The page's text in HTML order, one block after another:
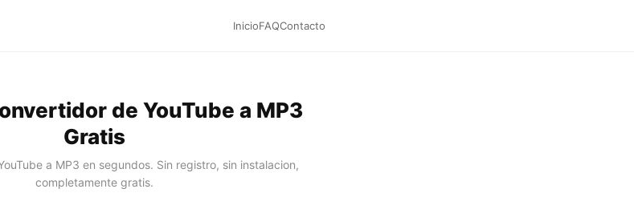
InicioFAQContacto
de YouTube a MP3
Gratis
a MP3 en segundos. Sin registro, sin instalacion,
completamente gratis.